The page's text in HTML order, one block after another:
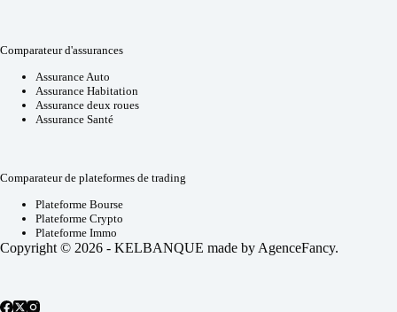
Comparateur d'assurances
Assurance Auto
Assurance Habitation
Assurance deux roues
Assurance Santé
Comparateur de plateformes de trading
Plateforme Bourse
Plateforme Crypto
Plateforme Immo
Copyright © 2026 - KELBANQUE made by AgenceFancy.